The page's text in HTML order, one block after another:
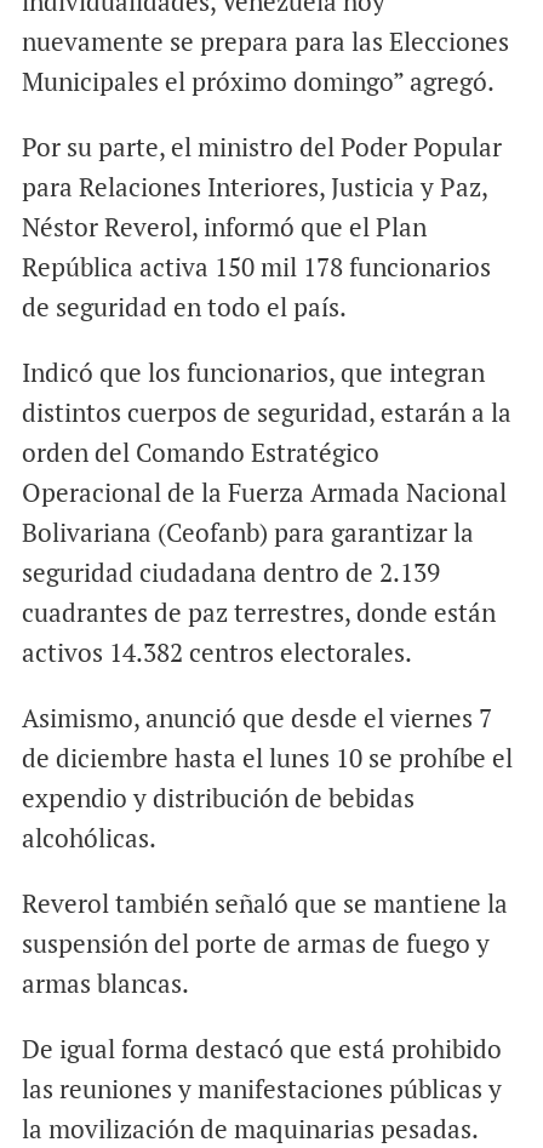
nuevamente se prepara para las Elecciones
Municipales el próximo domingo” agregó.
Por su parte, el ministro del Poder Popular
para Relaciones Interiores, Justicia y Paz,
Néstor Reverol, informó que el Plan
República activa 150 mil 178 funcionarios
de seguridad en todo el país.
Indicó que los funcionarios, que integran
distintos cuerpos de seguridad, estarán a la
orden del Comando Estratégico
Operacional de la Fuerza Armada Nacional
Bolivariana (Ceofanb) para garantizar la
seguridad ciudadana dentro de 2.139
cuadrantes de paz terrestres, donde están
activos 14.382 centros electorales.
Asimismo, anunció que desde el viernes 7
de diciembre hasta el lunes 10 se prohíbe el
expendio y distribución de bebidas
alcohólicas.
Reverol también señaló que se mantiene la
suspensión del porte de armas de fuego y
armas blancas.
De igual forma destacó que está prohibido
las reuniones y manifestaciones públicas y
la movilización de maquinarias pesadas.